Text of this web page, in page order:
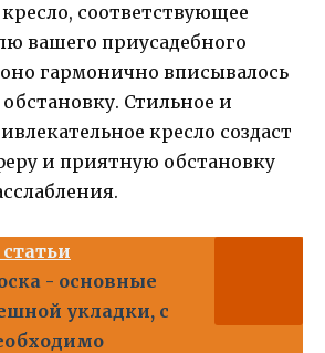
соответствующее
вашего приусадебного
гармонично вписывалось
Стильное и
кресло создаст
и приятную обстановку
- основные
укладки, с